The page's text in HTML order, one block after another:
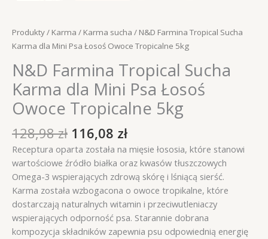
Produkty/ Karma / Karma sucha / N&D Farmina Tropical Sucha
Karma dla Mini Psa Łosoś Owoce Tropicalne 5kg
N&D Farmina Tropical Sucha
Karma dla Mini Psa Łosoś
Owoce Tropicalne 5kg
128,98zł Pierwotna
cena
wynosiła:
128,98 zł.
116,08 złAktualna
cena
wynosi:
116,08 zł.
Receptura oparta została na mięsie łososia, które stanowi
wartościowe źródło białka oraz kwasów tłuszczowych
Omega-3 wspierających zdrową skórę i lśniącą sierść.
Karma została wzbogacona o owoce tropikalne, które
dostarczają naturalnych witamin i przeciwutleniaczy
wspierających odporność psa. Starannie dobrana
kompozycja składników zapewnia psu odpowiednią energię